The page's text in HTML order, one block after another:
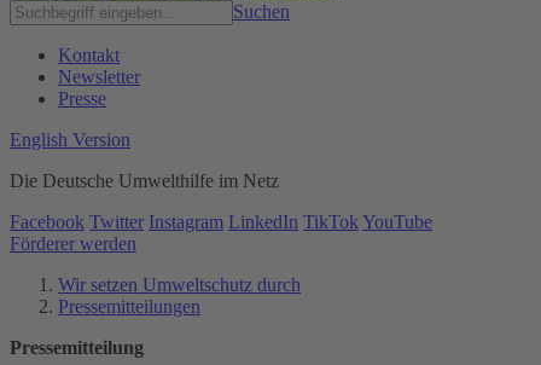
Suchen
Kontakt
Newsletter
Presse
English Version
Die Deutsche Umwelthilfe im Netz
Facebook Twitter Instagram LinkedIn TikTok YouTube
Förderer werden
Wir setzen Umweltschutz durch
Pressemitteilungen
Pressemitteilung